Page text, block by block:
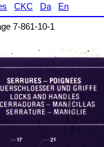
CKC Da
En
7-861-10-1